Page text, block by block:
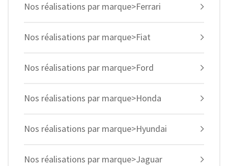
Nos réalisations par marque>Ferrari
Nos réalisations par marque>Fiat
Nos réalisations par marque>Ford
Nos réalisations par marque>Honda
Nos réalisations par marque>Hyundai
Nos réalisations par marque>Jaguar